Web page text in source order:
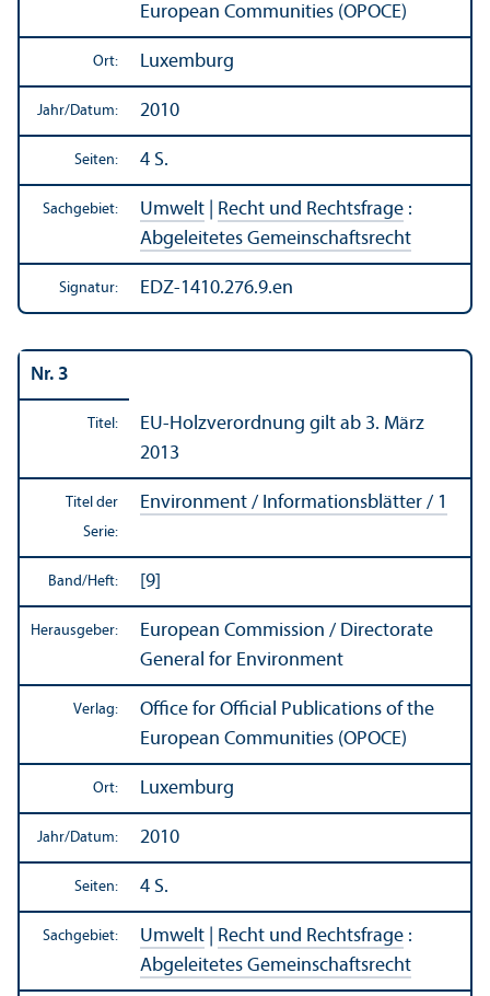
European Communities (OPOCE)
Ort: Luxemburg
Jahr/Datum: 2010
Seiten: 4 S.
Sachgebiet: Umwelt Recht und Rechts­frage :
Abgeleitetes Gemeinschafts­recht
Signatur: EDZ-1410.276.9.en
Nr. 3
Titel:
EU-Holzverordnung gilt ab 3. März
2013
Titel der
Serie:
Environment / Informations­blätter / 1
Band/Heft: [9]
Herausgeber:
European Commission / Directorate
General for Environment
Verlag:
Office for Official Publications of the
European Communities (OPOCE)
Ort: Luxemburg
Jahr/Datum: 2010
Seiten: 4 S.
Sachgebiet: Umwelt Recht und Rechts­frage :
Abgeleitetes Gemeinschafts­recht